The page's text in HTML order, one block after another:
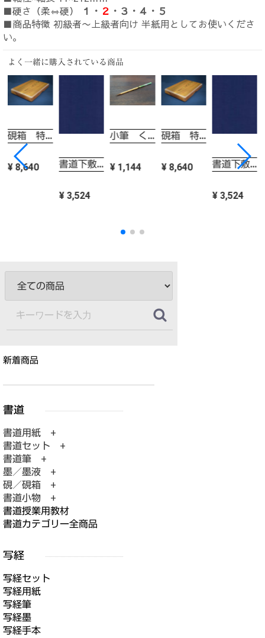
■硬さ（柔⇔硬）
１・ ２ ・３・４・５
■商品特徴 初級者〜上級者向け 半紙用としてお使いくださ
い。
よく一緒に購入されている商品
硯箱 特大型 梅
¥ 8,640 書道下敷き 半切（条幅）用 2ｍｍ
¥ 3,524
小筆 くさまくら 一休園
¥ 1,144
硯箱 特大型 梅
¥ 8,640 書道下敷き 半切（条幅）用 2ｍｍ
¥ 3,524
新着商品
書道用紙 +
書道セット +
書道筆 +
墨／墨液 +
硯／硯箱 +
書道小物 +
書道授業用教材
書道カテゴリー全商品
写経セット
写経用紙
写経筆
写経墨
写経手本